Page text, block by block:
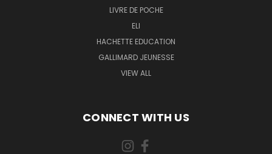
LIVRE DE POCHE
ELI
HACHETTE EDUCATION
GALLIMARD JEUNESSE
VIEW ALL
CONNECT WITH US